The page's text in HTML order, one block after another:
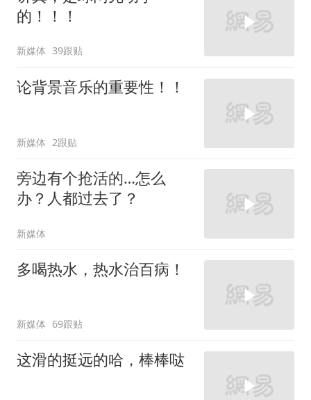
的！！！
新媒体 39跟贴
论背景音乐的重要性！！
新媒体 2跟贴
旁边有个抢活的…怎么
办？人都过去了？
新媒体
多喝热水，热水治百病！
新媒体 69跟贴
这滑的挺远的哈，棒棒哒